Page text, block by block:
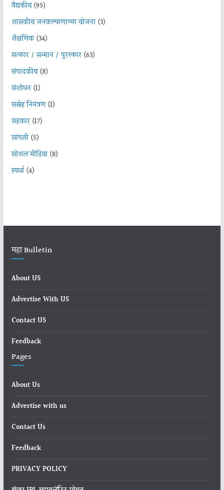
वैद्यकीय(95)
शासकीय जनकल्याणाच्या योजना(3)
शैक्षणिक(34)
सत्कार / सन्मान / पुरस्कार(63)
संपादकीय(8)
संशोधन(1)
सस्नेह निमंत्रण(1)
सहकार(17)
सांगली(5)
सोशल मीडिया(8)
स्पर्धा(4)
महा Bulletin
About US
Advertise With US
Contact US
Feedback
Pages
About Us
Advertise with us
Contact Us
Feedback
PRIVACY POLICY